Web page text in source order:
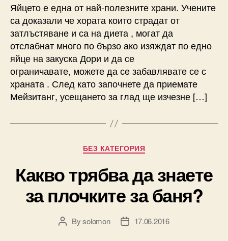
Яйцето е една от най-полезните храни. Учените
са доказали че хората които страдат от
затлъстяване и са на диета , могат да
отслабнат много по бързо ако изяждат по едно
яйце на закуска Дори и да се
ограничавате, можете да се забавлявате се с
храната . След като започнете да приемате
Мейзитанг, усещането за глад ще изчезне […]
Categories
БЕЗ КАТЕГОРИЯ
Какво трябва да знаете
за плочките за баня?
PostBysolomon
Post17.06.2016